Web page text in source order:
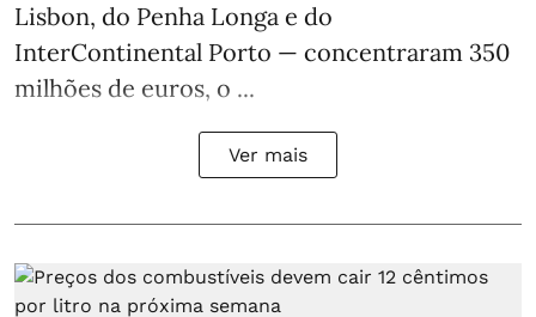
Lisbon, do Penha Longa e do
InterContinental Porto — concentraram 350
milhões de euros, o ...
Ver mais